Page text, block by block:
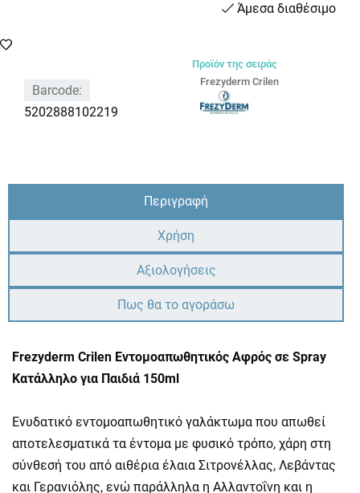
Άμεσα διαθέσιμο
Barcode:
5202888102219
Προϊόν της σειράς
Frezyderm Crilen
Περιγραφή
Χρήση
Αξιολογήσεις
Πως θα το αγοράσω
Frezyderm Crilen Εντομοαπωθητικός Αφρός σε Spray
Κατάλληλο για Παιδιά 150ml
Ενυδατικό εντομοαπωθητικό γαλάκτωμα που απωθεί
αποτελεσματικά τα έντομα με φυσικό τρόπο, χάρη στη
σύνθεσή του από αιθέρια έλαια Σιτρονέλλας, Λεβάντας
και Γερανιόλης, ενώ παράλληλα η Αλλαντοΐνη και η